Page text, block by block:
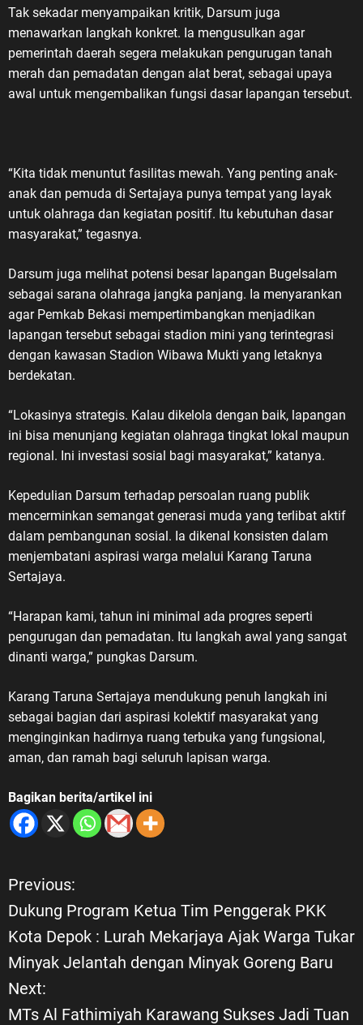
Tak sekadar menyampaikan kritik, Darsum juga
menawarkan langkah konkret. Ia mengusulkan agar
pemerintah daerah segera melakukan pengurugan tanah
merah dan pemadatan dengan alat berat, sebagai upaya
awal untuk mengembalikan fungsi dasar lapangan tersebut.
“Kita tidak menuntut fasilitas mewah. Yang penting anak-
anak dan pemuda di Sertajaya punya tempat yang layak
untuk olahraga dan kegiatan positif. Itu kebutuhan dasar
masyarakat,” tegasnya.
Darsum juga melihat potensi besar lapangan Bugelsalam
sebagai sarana olahraga jangka panjang. Ia menyarankan
agar Pemkab Bekasi mempertimbangkan menjadikan
lapangan tersebut sebagai stadion mini yang terintegrasi
dengan kawasan Stadion Wibawa Mukti yang letaknya
berdekatan.
“Lokasinya strategis. Kalau dikelola dengan baik, lapangan
ini bisa menunjang kegiatan olahraga tingkat lokal maupun
regional. Ini investasi sosial bagi masyarakat,” katanya.
Kepedulian Darsum terhadap persoalan ruang publik
mencerminkan semangat generasi muda yang terlibat aktif
dalam pembangunan sosial. Ia dikenal konsisten dalam
menjembatani aspirasi warga melalui Karang Taruna
Sertajaya.
“Harapan kami, tahun ini minimal ada progres seperti
pengurugan dan pemadatan. Itu langkah awal yang sangat
dinanti warga,” pungkas Darsum.
Karang Taruna Sertajaya mendukung penuh langkah ini
sebagai bagian dari aspirasi kolektif masyarakat yang
menginginkan hadirnya ruang terbuka yang fungsional,
aman, dan ramah bagi seluruh lapisan warga.
Bagikan berita/artikel ini
N
a
v
i
Previous:
Dukung Program Ketua Tim Penggerak PKK
Kota Depok : Lurah Mekarjaya Ajak Warga Tukar
Minyak Jelantah dengan Minyak Goreng Baru
Next:
MTs Al Fathimiyah Karawang Sukses Jadi Tuan